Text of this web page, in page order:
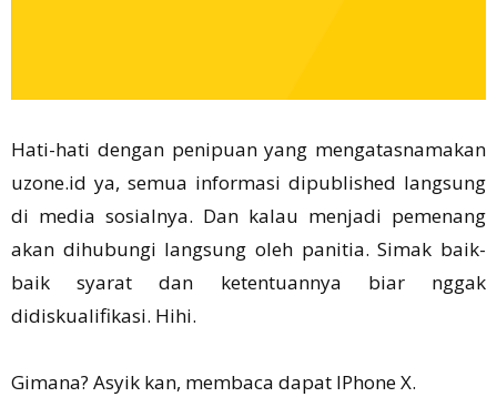
Hati-hati dengan penipuan yang mengatasnamakan
uzone.id ya, semua informasi dipublished langsung
di media sosialnya. Dan kalau menjadi pemenang
akan dihubungi langsung oleh panitia. Simak baik-
baik syarat dan ketentuannya biar nggak
didiskualifikasi. Hihi.
Gimana? Asyik kan, membaca dapat IPhone X.